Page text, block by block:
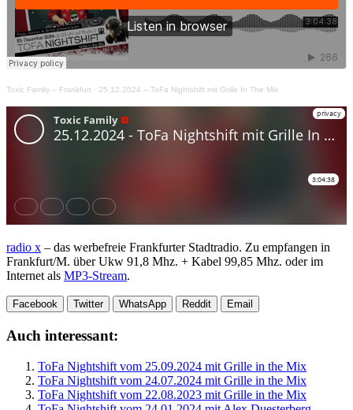
Toxic Family – Frankfurt · 25.12.2024 – ToFa Nightshift mit Grille In The Mix
radio x – das werbefreie Frankfurter Stadtradio. Zu empfangen in
Frankfurt/M. über Ukw 91,8 Mhz. + Kabel 99,85 Mhz. oder im
Internet als MP3-Stream.
Facebook Twitter WhatsApp Reddit Email
Auch interessant:
ToFa Nightshift vom 25.09.2024 mit Grille in the Mix
ToFa Nightshift vom 24.07.2024 mit Grille in the Mix
ToFa Nightshift vom 22.08.2023 mit Grille in the Mix